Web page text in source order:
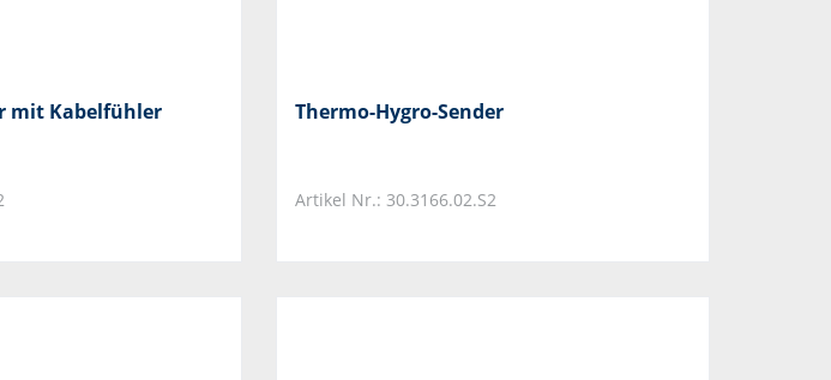
mit Kabelfühler Thermo-Hygro-Sender
Artikel Nr.: 30.3166.02.S2